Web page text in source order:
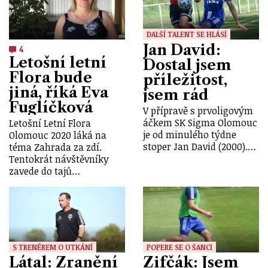
4
Letošní letní
Flora bude
jiná, říká Eva
Fuglíčková
Letošní Letní Flora
Olomouc 2020 láká na
téma Zahrada za zdí.
Tentokrát návštěvníky
zavede do tajů…
DALŠÍ TALENT SE HLÁSÍ
Jan David:
Dostal jsem
příležitost,
jsem rád
V přípravě s prvoligovým
áčkem SK Sigma Olomouc
je od minulého týdne
stoper Jan David (2000).…
S TRENÉREM O UTKÁNÍ
Látal: Zranění
POPERE SE O ŠANCI
Zifčák: Jsem